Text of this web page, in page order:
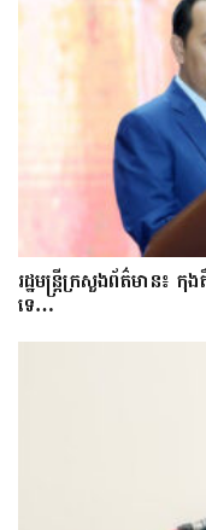
រដ្ឋមន្ត្រីក្រសួងព័ត៌មាន៖ កុ
ទេ…